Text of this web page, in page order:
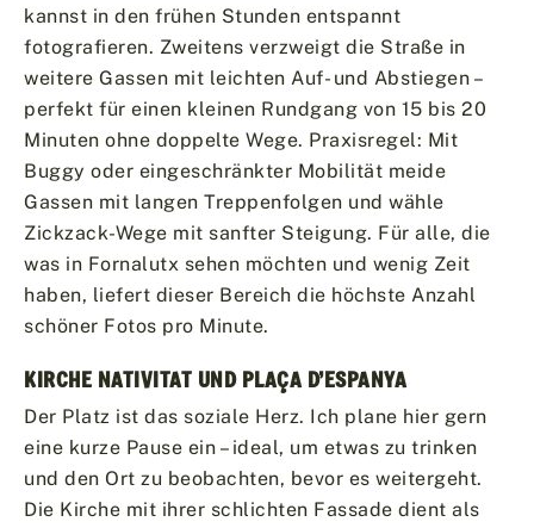
kannst in den frühen Stunden entspannt
fotografieren. Zweitens verzweigt die Straße in
weitere Gassen mit leichten Auf- und Abstiegen –
perfekt für einen kleinen Rundgang von 15 bis 20
Minuten ohne doppelte Wege. Praxisregel: Mit
Buggy oder eingeschränkter Mobilität meide
Gassen mit langen Treppenfolgen und wähle
Zickzack-Wege mit sanfter Steigung. Für alle, die
was in Fornalutx sehen möchten und wenig Zeit
haben, liefert dieser Bereich die höchste Anzahl
schöner Fotos pro Minute.
KIRCHE NATIVITAT UND PLAÇA D’ESPANYA
Der Platz ist das soziale Herz. Ich plane hier gern
eine kurze Pause ein – ideal, um etwas zu trinken
und den Ort zu beobachten, bevor es weitergeht.
Die Kirche mit ihrer schlichten Fassade dient als